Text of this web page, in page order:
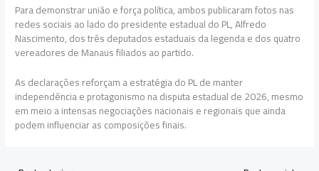
Para demonstrar união e força política, ambos publicaram fotos nas
redes sociais ao lado do presidente estadual do PL, Alfredo
Nascimento, dos três deputados estaduais da legenda e dos quatro
vereadores de Manaus filiados ao partido.
As declarações reforçam a estratégia do PL de manter
independência e protagonismo na disputa estadual de 2026, mesmo
em meio a intensas negociações nacionais e regionais que ainda
podem influenciar as composições finais.